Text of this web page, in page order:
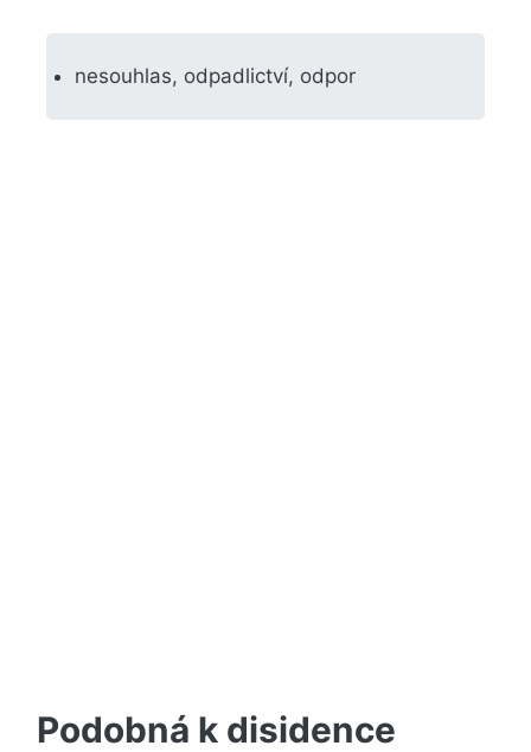
nesouhlas, odpadlictví, odpor
Podobná k disidence